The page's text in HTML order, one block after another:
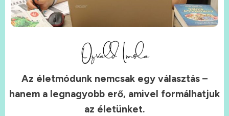
Az életmódunk nemcsak egy választás –
hanem a legnagyobb erő, amivel formálhatjuk
az életünket.